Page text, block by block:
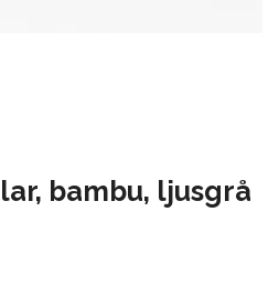
bambu, ljusgrå